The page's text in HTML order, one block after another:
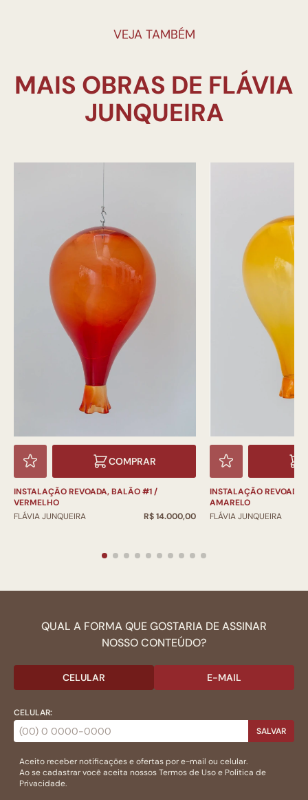
VEJA TAMBÉM
MAIS OBRAS DE FLÁVIA
COMPRAR
INSTALAÇÃO REVOADA, BALÃO #1 /
VERMELHO
FLÁVIA JUNQUEIRA
R$ 14.000,00
INSTALAÇÃO
AMARELO
FLÁVIA JUNQUEIRA
QUAL A FORMA QUE GOSTARIA DE ASSINAR
NOSSO CONTEÚDO?
CELULAR E-MAIL
CELULAR:
SALVAR
Aceito receber notificações e ofertas por e-mail ou celular.
Ao se cadastrar você aceita nossosTermos de Usoe Politica de
Privacidade.